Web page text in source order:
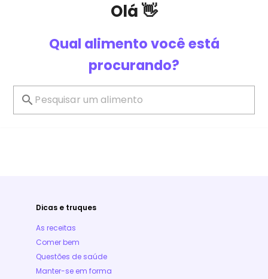
Olá 👋
Qual alimento você está
procurando?
Dicas e truques
As receitas
Comer bem
Questões de saúde
Manter-se em forma